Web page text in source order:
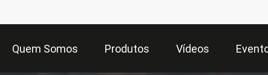
Quem Somos Produtos Vídeos